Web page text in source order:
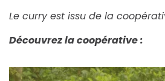
Le curry est issu de la
Découvrez la coopérative :